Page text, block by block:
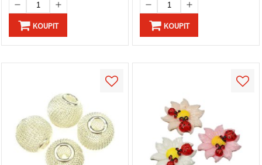
KOUPIT KOUPIT